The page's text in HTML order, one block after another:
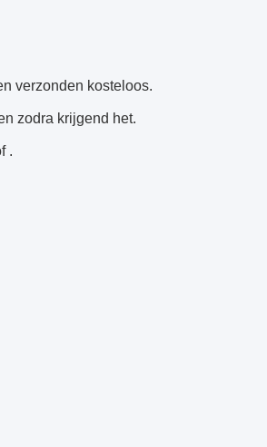
verzonden kosteloos.
zodra krijgend het.
.